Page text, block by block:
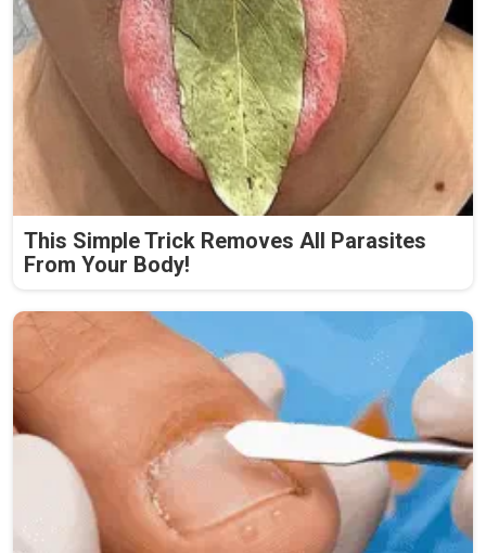
This Simple Trick Removes All Parasites
From Your Body!